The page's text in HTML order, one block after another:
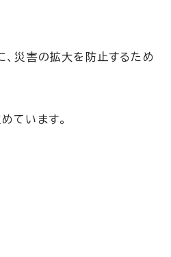
災害の拡大を防止するため
ています。